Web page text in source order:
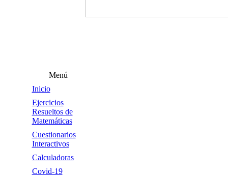
Menú
Inicio
Ejercicios
Resueltos de
Matemáticas
Cuestionarios
Interactivos
Calculadoras
Covid-19